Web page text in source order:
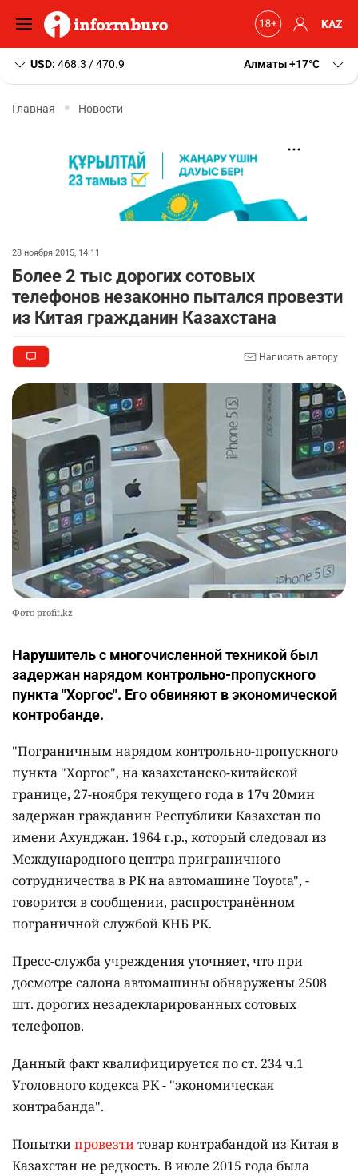
KAZ
USD: 468.3 / 470.9 Алматы+17 C
Главная Новости
28 ноября 2015, 14:11
Более 2 тыс дорогих сотовых
телефонов незаконно пытался провезти
из Китая гражданин Казахстана
Написать автору
Фото profit.kz
Нарушитель с многочисленной техникой был
задержан нарядом контрольно-пропускного
пункта "Хоргос". Его обвиняют в экономической
контробанде.
"Пограничным нарядом контрольно-пропускного
пункта "Хоргос", на казахстанско-китайской
границе, 27-ноября текущего года в 17ч 20мин
задержан гражданин Республики Казахстан по
имени Ахунджан. 1964 г.р., который следовал из
Международного центра приграничного
сотрудничества в РК на автомашине Toyota", -
говорится в сообщении, распространённом
пограничной службой КНБ РК.
Пресс-служба учреждения уточняет, что при
досмотре салона автомашины обнаружены 2508
шт. дорогих незадекларированных сотовых
телефонов.
Данный факт квалифицируется по ст. 234 ч.1
Уголовного кодекса РК - "экономическая
контрабанда".
Попыткипровезтитовар контрабандой из Китая в
Казахстан не редкость. В июле 2015 года была